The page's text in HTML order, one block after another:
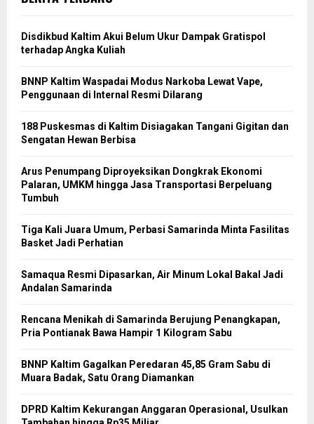
Disdikbud Kaltim Akui Belum Ukur Dampak Gratispol
terhadap Angka Kuliah
BNNP Kaltim Waspadai Modus Narkoba Lewat Vape,
Penggunaan di Internal Resmi Dilarang
188 Puskesmas di Kaltim Disiagakan Tangani Gigitan dan
Sengatan Hewan Berbisa
Arus Penumpang Diproyeksikan Dongkrak Ekonomi
Palaran, UMKM hingga Jasa Transportasi Berpeluang
Tumbuh
Tiga Kali Juara Umum, Perbasi Samarinda Minta Fasilitas
Basket Jadi Perhatian
Samaqua Resmi Dipasarkan, Air Minum Lokal Bakal Jadi
Andalan Samarinda
Rencana Menikah di Samarinda Berujung Penangkapan,
Pria Pontianak Bawa Hampir 1 Kilogram Sabu
BNNP Kaltim Gagalkan Peredaran 45,85 Gram Sabu di
Muara Badak, Satu Orang Diamankan
DPRD Kaltim Kekurangan Anggaran Operasional, Usulkan